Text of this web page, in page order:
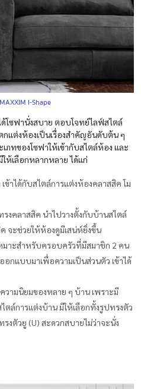
I-Shape
ด้โซฟานั่งสบาย ตอบโจทย์ไลฟ์สไตล์
แต่งห้องเป็นเรื่องสำคัญอันดับต้น ๆ
ภทของโซฟาให้เข้ากับสไตล์ห้อง และ
ห้เลือกหลากหลาย ได้แก่
ข้าได้กับสไตล์การแต่งห้องคลาสสิค โม
รงคลาสสิค นำไปวางตั้งกับบ้านสไตล์
จะช่วยให้ห้องดูมีเสน่ห์ยิ่งขึ้น
มาะสำหรับครอบครัวที่มีสมาชิก 2 คน
กแบบมาเพื่อความเป็นส่วนตัว เข้าได้
วามนิยมของหลาย ๆ บ้าน เพราะมี
ตล์การแต่งบ้าน มีให้เลือกทั้งรูปทรงตัว
งตัวยู (U) สะดวกสบายไม่ว่าจะนั่ง